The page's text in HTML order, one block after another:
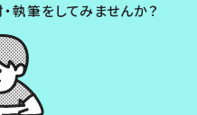
執筆をしてみませんか？